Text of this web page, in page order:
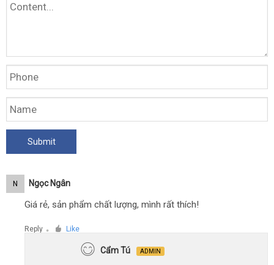
N Ngọc Ngân
Giá rẻ, sản phẩm chất lượng, mình rất thích!
Reply ● Like
Cẩm Tú ADMIN